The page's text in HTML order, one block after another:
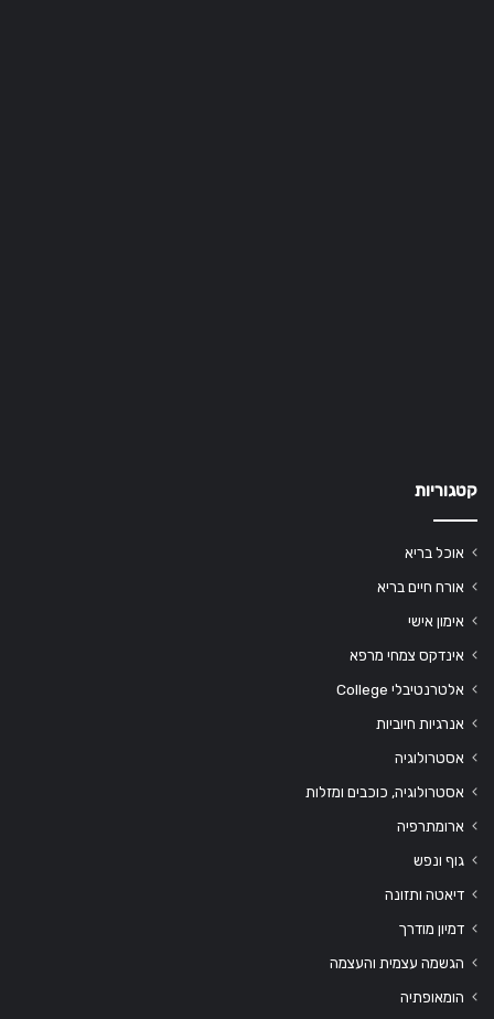
קטגוריות
אוכל בריא
אורח חיים בריא
אימון אישי
אינדקס צמחי מרפא
אלטרנטיבלי College
אנרגיות חיוביות
אסטרולוגיה
אסטרולוגיה, כוכבים ומזלות
ארומתרפיה
גוף ונפש
דיאטה ותזונה
דמיון מודרך
הגשמה עצמית והעצמה
הומאופתיה